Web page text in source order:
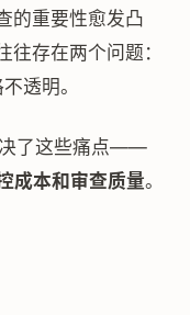
的重要性愈发凸
存在两个问题：
透明。
了这些痛点——
成本和审查质量。